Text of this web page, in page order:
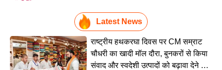
Latest News
राष्ट्रीय हथकरघा दिवस पर CM सम्राट
चौधरी का खादी मॉल दौरा, बुनकरों से किया
संवाद और स्वदेशी उत्पादों को बढ़ावा देने की